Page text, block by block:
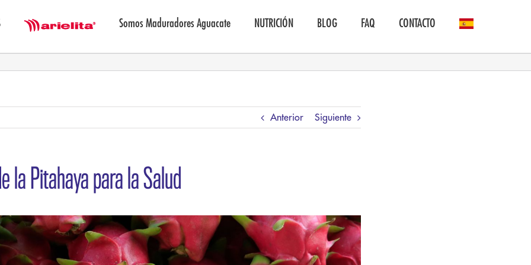
Marielita Somos Maduradores Aguacate NUTRICIÓN BLOG FAQ CONTACTO
Anterior Siguiente
la Pitahaya para la Salud